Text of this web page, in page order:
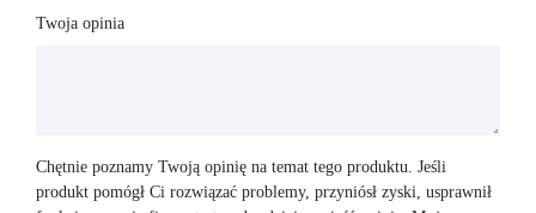
Twoja opinia
Chętnie poznamy Twoją opinię na temat tego produktu. Jeśli
produkt pomógł Ci rozwiązać problemy, przyniósł zyski, usprawnił